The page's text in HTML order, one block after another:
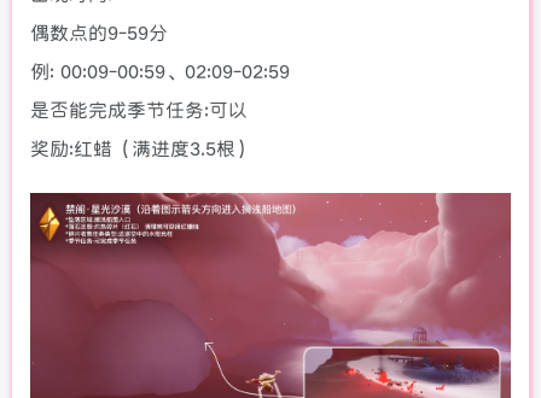
偶数点的9-59分
例: 00:09-00:59、02:09-02:59
是否能完成季节任务:可以
奖励:红蜡（满进度3.5根）